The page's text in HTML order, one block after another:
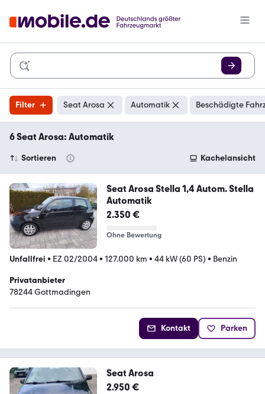
Filter Seat Arosa Automatik Beschädigte
6 Seat Arosa: Automatik
Sortieren Kachelansicht
Seat Arosa Stella 1,4 Autom. Stella
Automatik
2.350 €
Ohne Bewertung
Unfallfrei • EZ 02/2004• 127.000 km • 44 kW (60 PS) • Benzin
Privatanbieter
78244 Gottmadingen
Kontakt Parken
Seat Arosa
2.950 €